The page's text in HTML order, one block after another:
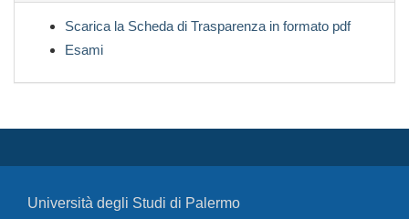
Scarica la Scheda di Trasparenza in formato pdf
Esami
Università degli Studi di Palermo